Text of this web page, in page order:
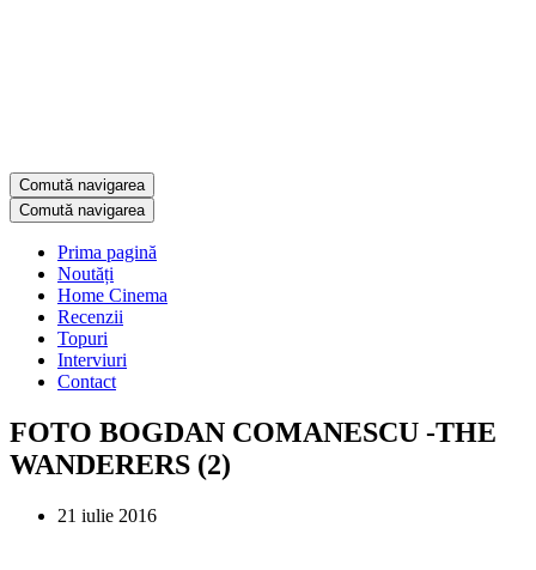
Comută navigarea
Comută navigarea
Prima pagină
Noutăți
Home Cinema
Recenzii
Topuri
Interviuri
Contact
FOTO BOGDAN COMANESCU -THE
WANDERERS (2)
21 iulie 2016